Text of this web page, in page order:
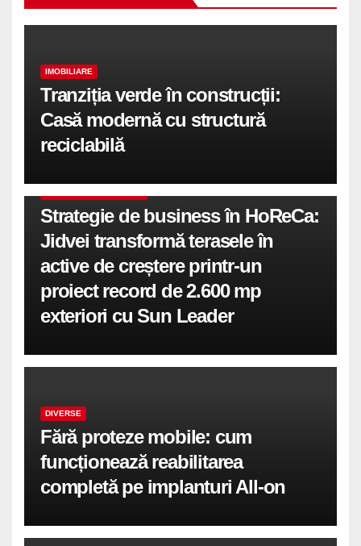
IMOBILIARE
Tranziția verde în construcții:
Casă modernă cu structură
reciclabilă
Strategie de business în HoReCa:
Jidvei transformă terasele în
active de creștere printr-un
proiect record de 2.600 mp
exteriori cu Sun Leader
DIVERSE
Fără proteze mobile: cum
funcționează reabilitarea
completă pe implanturi All-on